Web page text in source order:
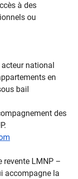
à des
ou
national
en
bail
des
revente LMNP –
accompagne la